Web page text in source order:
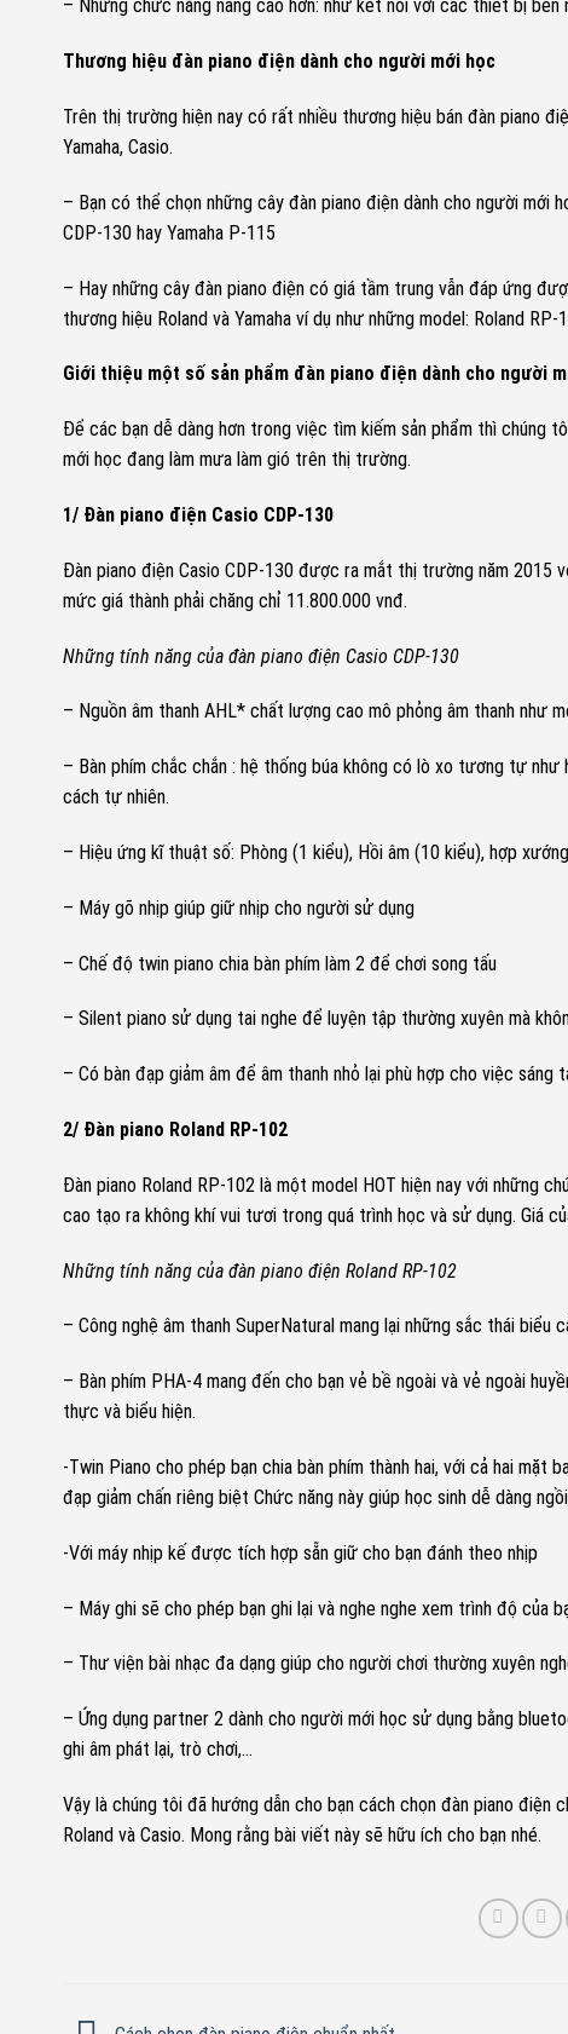
– Những chức năng nâng cao hơn: như kết nối với các thiết bị
Thương hiệu đàn piano điện dành cho người mới học
Trên thị trường hiện nay có rất nhiều thương hiệu bán đàn piano
Yamaha, Casio.
– Bạn có thể chọn những cây đàn piano điện dành cho người mới
CDP-130 hay Yamaha P-115
– Hay những cây đàn piano điện có giá tầm trung vẫn đáp ứng
thương hiệu Roland và Yamaha ví dụ như những model: Roland RP-
Giới thiệu một số sản phẩm đàn piano điện dành cho người
Để các bạn dễ dàng hơn trong việc tìm kiếm sản phẩm thì chúng
mới học đang làm mưa làm gió trên thị trường.
1/ Đàn piano điện Casio CDP-130
Đàn piano điện Casio CDP-130 được ra mắt thị trường năm 2015
mức giá thành phải chăng chỉ 11.800.000 vnđ.
Những tính năng của đàn piano điện Casio CDP-130
– Nguồn âm thanh AHL* chất lượng cao mô phỏng âm thanh như
– Bàn phím chắc chắn : hệ thống búa không có lò xo tương tự
cách tự nhiên.
– Hiệu ứng kĩ thuật số: Phòng (1 kiểu), Hồi âm (10 kiểu), hợp
– Máy gõ nhịp giúp giữ nhịp cho người sử dụng
– Chế độ twin piano chia bàn phím làm 2 để chơi song tấu
– Silent piano sử dụng tai nghe để luyện tập thường xuyên mà
– Có bàn đạp giảm âm để âm thanh nhỏ lại phù hợp cho việc sáng
2/ Đàn piano Roland RP-102
Đàn piano Roland RP-102 là một model HOT hiện nay với những
cao tạo ra không khí vui tươi trong quá trình học và sử dụng. Giá
Những tính năng của đàn piano điện Roland RP-102
– Công nghệ âm thanh SuperNatural mang lại những sắc thái biểu
– Bàn phím PHA-4 mang đến cho bạn vẻ bề ngoài và vẻ ngoài
thực và biểu hiện.
-Twin Piano cho phép bạn chia bàn phím thành hai, với cả hai mặt
đạp giảm chấn riêng biệt Chức năng này giúp học sinh dễ dàng
-Với máy nhịp kế được tích hợp sẵn giữ cho bạn đánh theo nhịp
– Máy ghi sẽ cho phép bạn ghi lại và nghe nghe xem trình độ của
– Thư viện bài nhạc đa dạng giúp cho người chơi thường xuyên
– Ứng dụng partner 2 dành cho người mới học sử dụng bằng
ghi âm phát lại, trò chơi,…
Vậy là chúng tôi đã hướng dẫn cho bạn cách chọn đàn piano
Roland và Casio. Mong rằng bài viết này sẽ hữu ích cho bạn nhé.